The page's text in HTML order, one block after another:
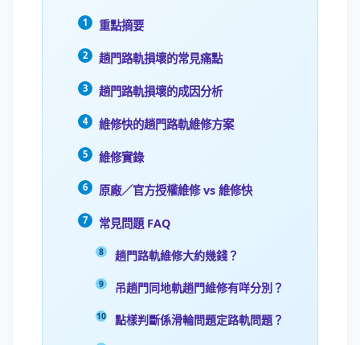
重點摘要
趟門路軌損壞的常見痛點
趟門路軌損壞的成因分析
維修快的趟門路軌維修方案
維修實錄
原廠／官方授權維修 vs 維修快
常見問題 FAQ
趟門路軌維修大約幾錢？
吊趟門同地軌趟門維修有咩分別？
點樣判斷係滑輪問題定路軌問題？